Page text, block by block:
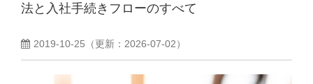
法と入社手続きフローのすべて
2019-10-25 （更新： 2026-07-02）